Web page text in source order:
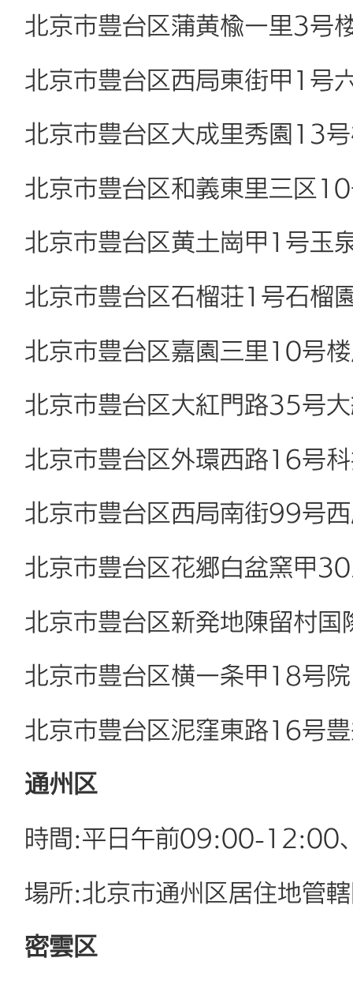
北京市豊台区蒲黄楡一里3号
北京市豊台区西局東街甲1号
北京市豊台区大成里秀園13
北京市豊台区和義東里三区
北京市豊台区黄土崗甲1号玉
北京市豊台区石榴荘1号石榴
北京市豊台区嘉園三里10号
北京市豊台区大紅門路35号
北京市豊台区外環西路16号
北京市豊台区西局南街99号
北京市豊台区花郷白盆窯甲
北京市豊台区新発地陳留村
北京市豊台区横一条甲18号
北京市豊台区泥窪東路16号
通州区
時間:平日午前09:00-
場所:北京市通州区居住地管
密雲区